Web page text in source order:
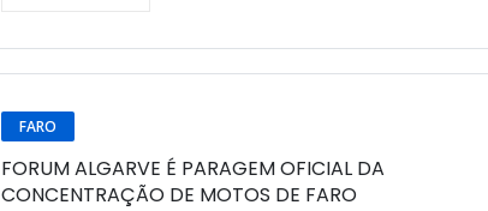
FARO
FORUM ALGARVE É PARAGEM OFICIAL DA
CONCENTRAÇÃO DE MOTOS DE FARO